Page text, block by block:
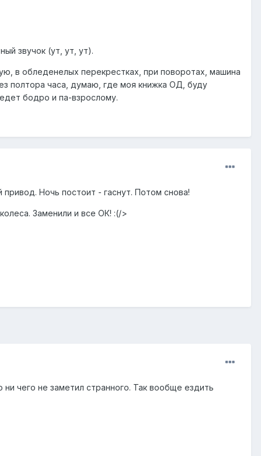
звучок (ут, ут, ут).
в обледенелых перекрестках, при поворотах, машина
полтора часа, думаю, где моя книжка ОД, буду
бодро и па-взрослому.
Ночь постоит - гаснут. Потом снова!
Заменили и все ОК! :(/>
чего не заметил странного. Так вообще ездить